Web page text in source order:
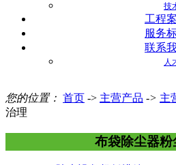
技
工程
服务
联系
人
您的位置： 首页 -> 主营产品 -> 主
治理
布袋除尘器粉